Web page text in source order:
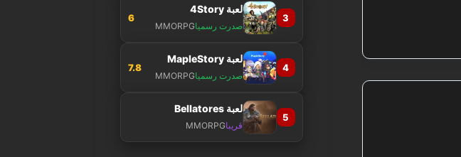
3
لعبة 4Story
صدرت رسمياMMORPG
6
4
لعبة MapleStory
صدرت رسمياMMORPG
7.8
5
لعبة Bellatores
قريباMMORPG